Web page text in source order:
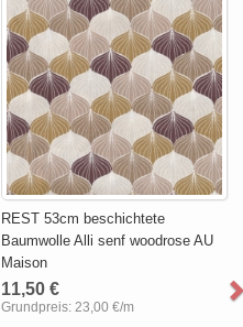
REST 53cm beschichtete
Baumwolle Alli senf woodrose AU
Maison
11,50 €
Grundpreis:23,00 €/m